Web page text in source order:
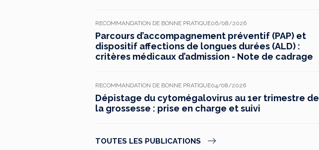
RECOMMANDATION DE BONNE PRATIQUE06/08/2026
Parcours d’accompagnement préventif (PAP) et
dispositif affections de longues durées (ALD) :
critères médicaux d’admission - Note de cadrage
RECOMMANDATION DE BONNE PRATIQUE04/08/2026
Dépistage du cytomégalovirus au 1er trimestre de
la grossesse : prise en charge et suivi
TOUTES LES PUBLICATIONS